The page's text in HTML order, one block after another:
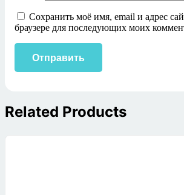
Сохранить моё имя, email и адрес
браузере для последующих моих
Related Products